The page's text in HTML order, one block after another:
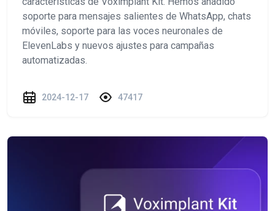
soporte para mensajes salientes de WhatsApp, chats
móviles, soporte para las voces neuronales de
ElevenLabs y nuevos ajustes para campañas
automatizadas.
2024-12-17 47417